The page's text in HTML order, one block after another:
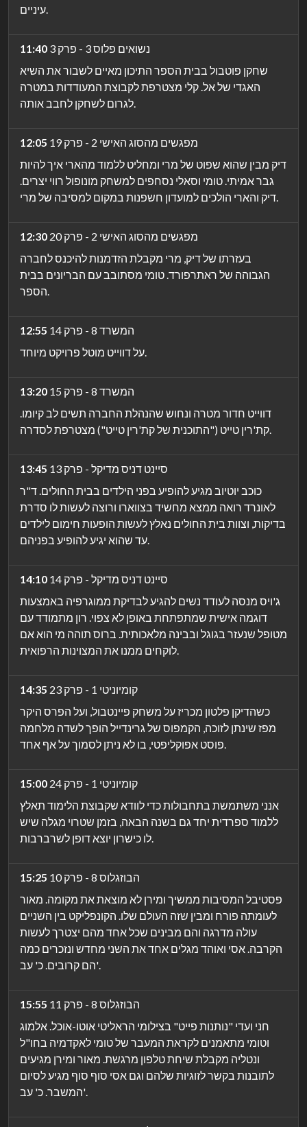
עיניים.
11:40
נשואים פלוס 3 - פרק 3
שחקן פוטבול בבית הספר התיכון מאיים לשבור את השיא
האגדי של אל. קלי מצטרפת לקבוצת המעודדות במטרה
לגרום לשחקן לחבב אותה.
12:05
מפגשים מהסוג האישי 2 - פרק 19
דיק מבין שהוא שפוט של מרי ומחליט ללמוד מהארי איך להיות
גבר אמיתי. טומי וסאלי נסחפים למשחק מונופול רווי יצרים.
דיק והארי הולכים למועדון חשפנות במקום למסיבה של מרי.
12:30
מפגשים מהסוג האישי 2 - פרק 20
בעזרתו של דיק, מרי מקבלת הזדמנות להיכנס לחברה
הגבוהה של ראתרפורד. טומי מסתובב עם הבריונים בבית
הספר.
12:55
המשרד 8 - פרק 14
על דווייט מוטל פרויקט מיוחד.
13:20
המשרד 8 - פרק 15
דווייט חדור מטרה ונחוש שהנהלת החברה תשים לב קיומו.
קת'רין טייט ("התוכנית של קת'רין טייט") מצטרפת לסדרה.
13:45
סיינט דניס מדיקל - פרק 13
כוכב יוטיוב מגיע להופיע בפני הילדים בבית החולים. ד"ר
לאונרד רואה ממצא מחשיד בצווארו ורוצה לעשות לו סדרת
בדיקות, וצוות בית החולים נאלץ לעשות הופעות חימום לילדים
עד שהוא יגיע להופיע בפניהם.
14:10
סיינט דניס מדיקל - פרק 14
ג'ויס מנסה לעודד נשים להגיע לבדיקת ממוגרפיה באמצעות
דוגמה אישית שמתפתחת באופן לא צפוי. רון מתמודד עם
מטופל שנעזר בגוגל ובבינה מלאכותית. ברוס תוהה מי הוא אם
לוקחים ממנו את המצוינות הרפואית.
14:35
קומיוניטי 1 - פרק 23
כשהדיקן פלטון מכריז על משחק פיינטבול, ועל הפרס היקר
מפז שינתן לזוכה, הקמפוס של גרינדייל הופך לשדה מלחמה
פוסט אפוקליפטי, בו לא ניתן לסמוך על אף אחד.
15:00
קומיוניטי 1 - פרק 24
אנני משתמשת בתחבולות כדי לוודא שקבוצת הלימוד תאלץ
ללמוד ספרדית יחד גם בשנה הבאה, בזמן שטרוי מגלה שיש
לו כישרון יוצא דופן לשרברבות.
15:25
הבוזגלוס 8 - פרק 10
פסטיבל המסיבות ממשיך ומירן לא מוצאת את מקומה. מאור
לעומתה פורח ומבין שזה העולם שלו. הקונפליקט בין השניים
עולה מדרגה והם מבינים שכל אחד מהם יצטרך לעשות
הקרבה. אסי ואוהד מגלים אחד את השני מחדש ונזכרים כמה
הם קרובים. כ' עב'.
15:55
הבוזגלוס 8 - פרק 11
חני ועדי "נותנות פייט" בצילומי הראליטי אוטו-אוכל. אלמוג
וטומי מתאמנים לקראת המעבר של טומי לאקדמיה בחו"ל
ונטליה מקבלת שיחת טלפון מרגשת. מאור ומירן מגיעים
לתובנות בקשר לזוגיות שלהם וגם אסי סוף סוף מגיע לסיום
המשבר. כ' עב'.